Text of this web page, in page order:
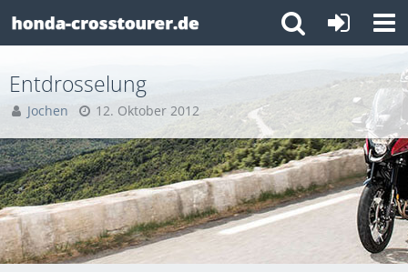
Entdrosselung
Jochen 12. Oktober 2012